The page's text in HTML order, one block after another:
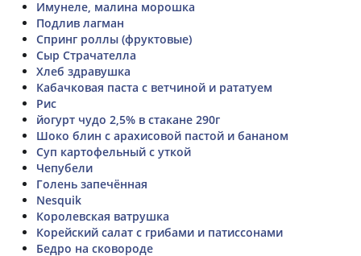
Имунеле, малина морошка
Подлив лагман
Спринг роллы (фруктовые)
Сыр Страчателла
Хлеб здравушка
Кабачковая паста с ветчиной и рататуем
Рис
йогурт чудо 2,5% в стакане 290г
Шоко блин с арахисовой пастой и бананом
Суп картофельный с уткой
Чепубели
Голень запечённая
Nesquik
Королевская ватрушка
Корейский салат с грибами и патиссонами
Бедро на сковороде